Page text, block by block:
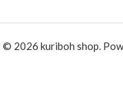
2026 kuriboh shop.